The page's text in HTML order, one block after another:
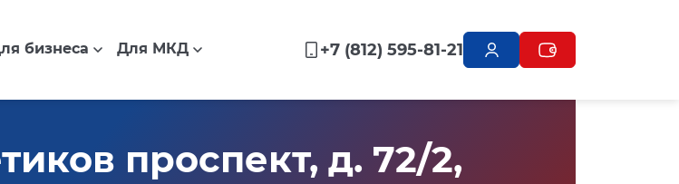
бизнеса Для МКД +7 (812) 595-81-21
проспект, д. 72/2,